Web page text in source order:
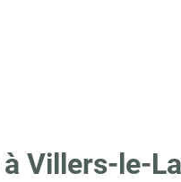
Villers-le-